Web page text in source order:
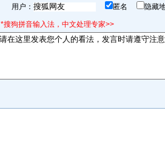
用户： 匿名 隐藏
*搜狗拼音输入法，中文处理专家>>